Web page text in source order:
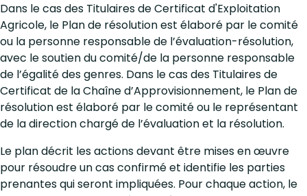
Dans le cas des Titulaires de Certificat d'Exploitation
Agricole, le Plan de résolution est élaboré par le comité
ou la personne responsable de l’évaluation-résolution,
avec le soutien du comité/de la personne responsable
de l’égalité des genres. Dans le cas des Titulaires de
Certificat de la Chaîne d’Approvisionnement, le Plan de
résolution est élaboré par le comité ou le représentant
de la direction chargé de l’évaluation et la résolution.
Le plan décrit les actions devant être mises en œuvre
pour résoudre un cas confirmé et identifie les parties
prenantes qui seront impliquées. Pour chaque action, le